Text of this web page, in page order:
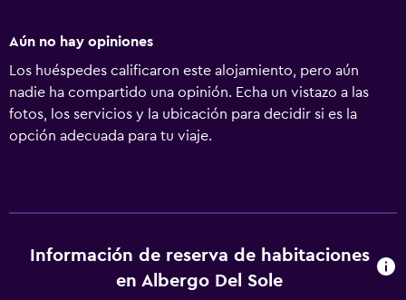
Aún no hay opiniones
Los huéspedes calificaron este alojamiento, pero aún
nadie ha compartido una opinión. Echa un vistazo a las
fotos, los servicios y la ubicación para decidir si es la
opción adecuada para tu viaje.
Información de reserva de habitaciones
en Albergo Del Sole